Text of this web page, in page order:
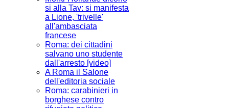
si alla Tav: si manifesta
a Lione, 'trivelle'
all'ambasciata
francese
Roma: dei cittadini
salvano uno studente
dall'arresto [video]
A Roma il Salone
dell'editoria sociale
Roma: carabinieri in
borghese contro